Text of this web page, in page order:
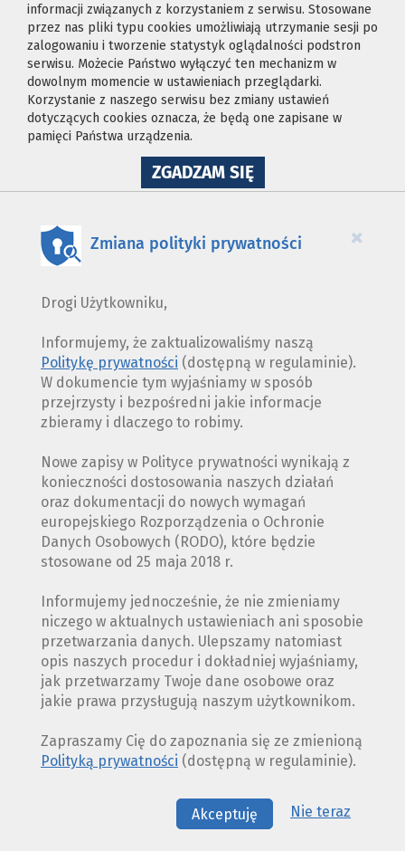
informacji związanych z korzystaniem z serwisu. Stosowane
przez nas pliki typu cookies umożliwiają utrzymanie sesji po
zalogowaniu i tworzenie statystyk oglądalności podstron
serwisu. Możecie Państwo wyłączyć ten mechanizm w
dowolnym momencie w ustawieniach przeglądarki.
Korzystanie z naszego serwisu bez zmiany ustawień
dotyczących cookies oznacza, że będą one zapisane w
pamięci Państwa urządzenia.
ZGADZAM SIĘNA
WYKORZYSTANIE
×
Zmiana polityki prywatności
Drogi Użytkowniku,
Informujemy, że zaktualizowaliśmy naszą
Politykę prywatności (dostępną w regulaminie).
W dokumencie tym wyjaśniamy w sposób
przejrzysty i bezpośredni jakie informacje
zbieramy i dlaczego to robimy.
Nowe zapisy w Polityce prywatności wynikają z
konieczności dostosowania naszych działań
oraz dokumentacji do nowych wymagań
europejskiego Rozporządzenia o Ochronie
Danych Osobowych (RODO), które będzie
stosowane od 25 maja 2018 r.
Informujemy jednocześnie, że nie zmieniamy
niczego w aktualnych ustawieniach ani sposobie
przetwarzania danych. Ulepszamy natomiast
opis naszych procedur i dokładniej wyjaśniamy,
jak przetwarzamy Twoje dane osobowe oraz
jakie prawa przysługują naszym użytkownikom.
Zapraszamy Cię do zapoznania się ze zmienioną
Polityką prywatności (dostępną w regulaminie).
Akceptuję Nie teraz